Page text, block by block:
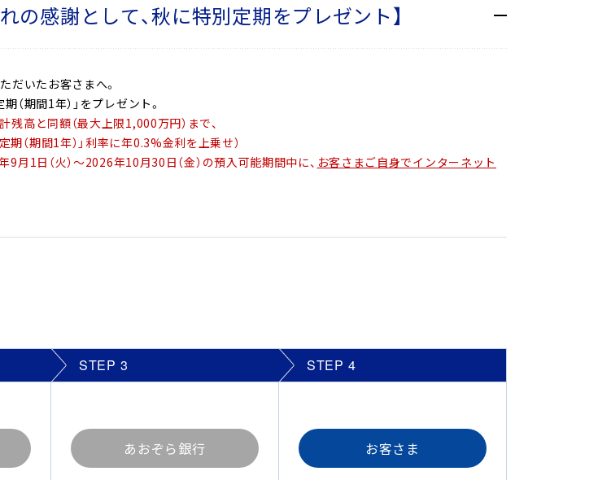
感謝として、秋に特別定期をプレゼント】
だいたお客さまへ。
期間1年）」をプレゼント。
残高と同額（最大上限1,000万円）まで、
期（期間1年）」利率に年0.3%金利を上乗せ）
1日（火）～2026年10月30日（金）の預入可能期間中に、 お客さまご自身でインターネット
STEP 3
あおぞら銀行
STEP 4
お客さま